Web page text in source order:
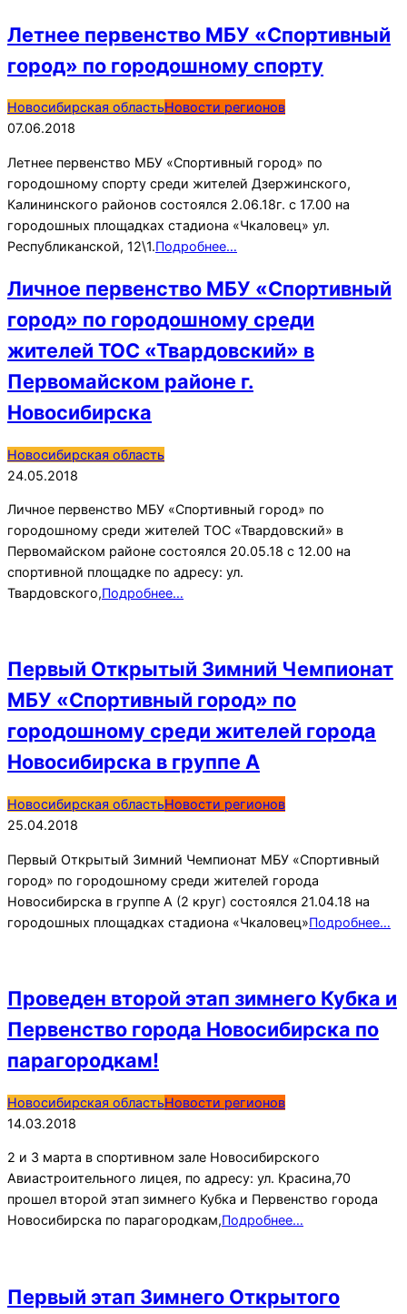
Летнее первенство МБУ «Спортивный
город» по городошному спорту
2018-
06-
Новосибирская областьНовости регионов
07.06.2018
Летнее первенство МБУ «Спортивный город» по
городошному спорту среди жителей Дзержинского,
Калининского районов состоялся 2.06.18г. с 17.00 на
городошных площадках стадиона «Чкаловец» ул.
Республиканской, 12\1.Подробнее…
Личное первенство МБУ «Спортивный
город» по городошному среди
жителей ТОС «Твардовский» в
Первомайском районе г.
Новосибирска
2018-
05-
Новосибирская область
24.05.2018
Личное первенство МБУ «Спортивный город» по
городошному среди жителей ТОС «Твардовский» в
Первомайском районе состоялся 20.05.18 с 12.00 на
спортивной площадке по адресу: ул.
Твардовского,Подробнее…
Первый Открытый Зимний Чемпионат
МБУ «Спортивный город» по
городошному среди жителей города
Новосибирска в группе А
2018-
04-
Новосибирская областьНовости регионов
25.04.2018
Первый Открытый Зимний Чемпионат МБУ «Спортивный
город» по городошному среди жителей города
Новосибирска в группе А (2 круг) состоялся 21.04.18 на
городошных площадках стадиона «Чкаловец»Подробнее…
Проведен второй этап зимнего Кубка и
Первенство города Новосибирска по
парагородкам!
2018-
03-
Новосибирская областьНовости регионов
14.03.2018
2 и 3 марта в спортивном зале Новосибирского
Авиастроительного лицея, по адресу: ул. Красина,70
прошел второй этап зимнего Кубка и Первенство города
Новосибирска по парагородкам,Подробнее…
Первый этап Зимнего Открытого